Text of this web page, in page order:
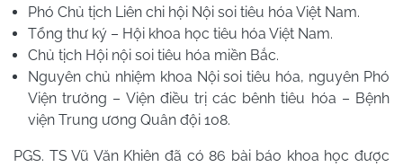
Phó Chủ tịch Liên chi hội Nội soi tiêu hóa Việt Nam.
Tổng thư ký – Hội khoa học tiêu hóa Việt Nam.
Chủ tịch Hội nội soi tiêu hóa miền Bắc.
Nguyên chủ nhiệm khoa Nội soi tiêu hóa, nguyên Phó
Viện trưởng – Viện điều trị các bê‌nh tiêu hóa – Bệnh
viện Trung ương Quân đội 108.
PGS. TS Vũ Văn Khiên đã có 86 bài báo khoa học được